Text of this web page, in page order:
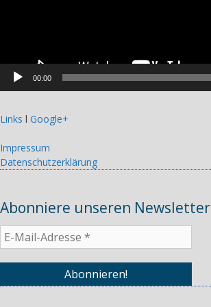
00:00
Links l Google+
Impressum
Datenschutzerklärung
Abonniere unseren Newsletter